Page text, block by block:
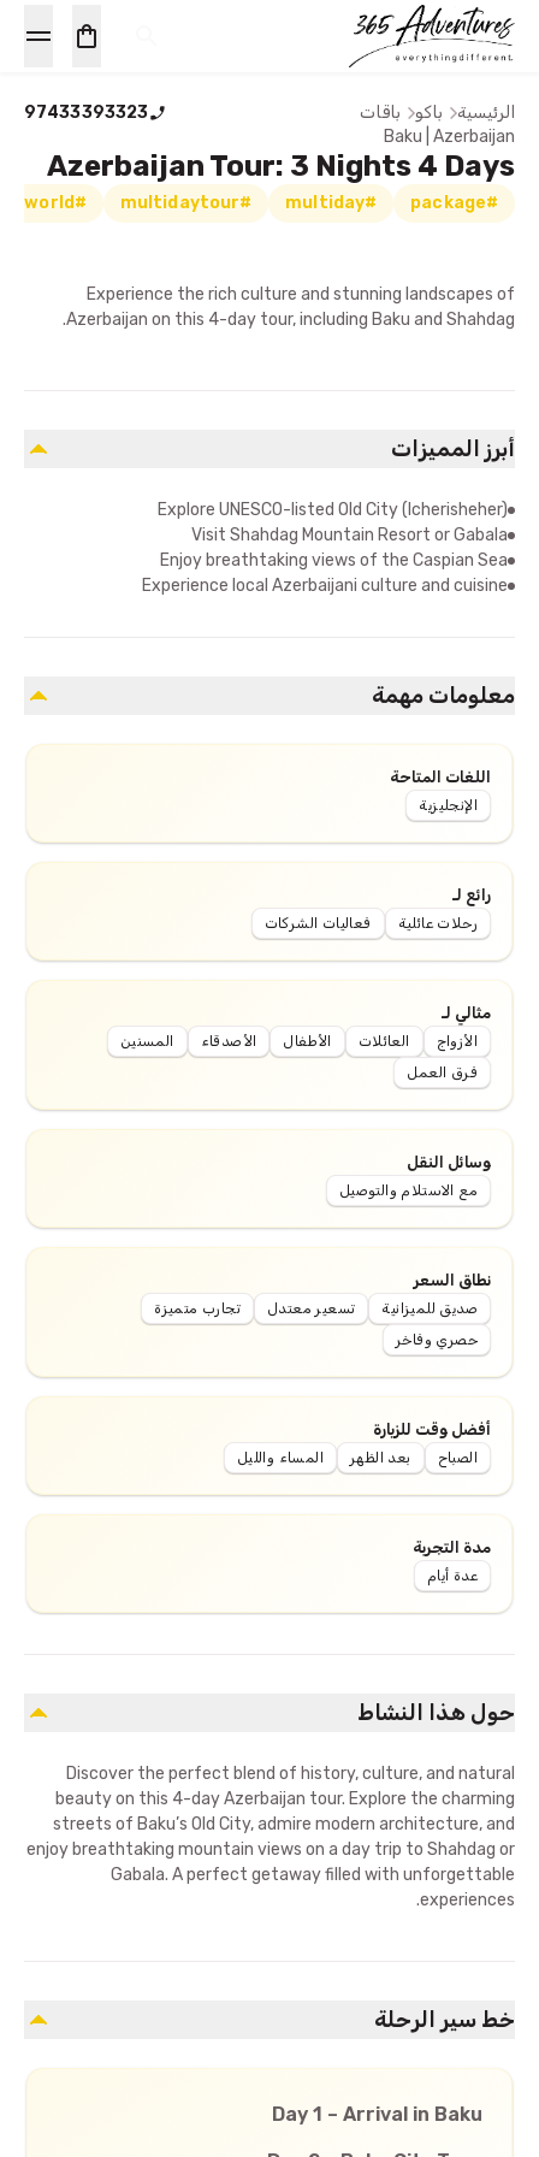
الرئيسية باكو باقات
97433393323
Baku | Azerbaijan
Azerbaijan Tour: 3 Nights 4 Days
#package
#multiday
#multidaytour
#exploreworld
Experience the rich culture and stunning landscapes of
Azerbaijan on this 4-day tour, including Baku and Shahdag.
أبرز المميزات
Explore UNESCO-listed Old City (Icherisheher)
Visit Shahdag Mountain Resort or Gabala
Enjoy breathtaking views of the Caspian Sea
Experience local Azerbaijani culture and cuisine
معلومات مهمة
اللغات المتاحة
الإنجليزية
رائع لـ
رحلات عائلية فعاليات الشركات
مثالي لـ
الأزواج العائلات الأطفال الأصدقاء
المسنين
فرق العمل
وسائل النقل
مع الاستلام والتوصيل
نطاق السعر
صديق للميزانية تسعير معتدل
تجارب متميزة
حصري وفاخر
أفضل وقت للزيارة
الصباح بعد الظهر المساء والليل
مدة التجربة
عدة أيام
حول هذا النشاط
Discover the perfect blend of history, culture, and natural
beauty on this 4-day Azerbaijan tour. Explore the charming
streets of Baku’s Old City, admire modern architecture, and
enjoy breathtaking mountain views on a day trip to Shahdag or
Gabala. A perfect getaway filled with unforgettable
experiences.
خط سير الرحلة
Day 1 – Arrival in Baku